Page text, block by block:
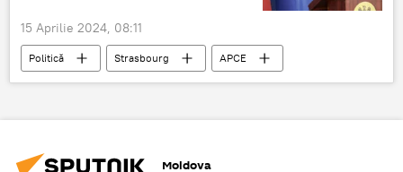
15 Aprilie 2024, 08:11
Politică Strasbourg APCE
Moldova